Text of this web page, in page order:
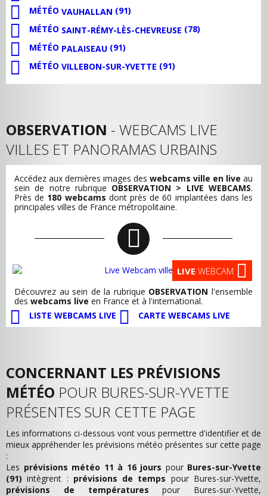
MÉTÉO VAUHALLAN (91)
MÉTÉO SAINT-RÉMY-LÈS-CHEVREUSE (78)
MÉTÉO PALAISEAU (91)
MÉTÉO VILLEBON-SUR-YVETTE (91)
OBSERVATION - WEBCAMS LIVE
VILLES ET PANORAMAS URBAINS
Accédez aux dernières images des webcams ville en live au
sein de notre rubrique OBSERVATION > LIVE WEBCAMS.
Près de 180 webcams dont près de 60 implantées dans les
principales villes de France métropolitaine.
LIVE WEBCAM
Découvrez au sein de la rubrique OBSERVATION l'ensemble
des webcams live en France et à l'international.
LISTE WEBCAMS LIVE
CARTE WEBCAMS LIVE
CONCERNANT LES PRÉVISIONS
MÉTÉO POUR BURES-SUR-YVETTE
PRÉSENTES SUR CETTE PAGE
Les informations ci-dessous vont vous permettre d'identifier et de
mieux appréhender les prévisions météo présentes sur cette page
:
Les prévisions météo 11 à 16 jours pour Bures-sur-Yvette
(91) intègrent : prévisions de temps pour Bures-sur-Yvette,
prévisions de températures pour Bures-sur-Yvette,